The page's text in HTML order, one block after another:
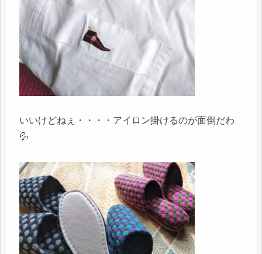
いいけどねぇ・・・・アイロン掛けるのが面倒だわ
💦